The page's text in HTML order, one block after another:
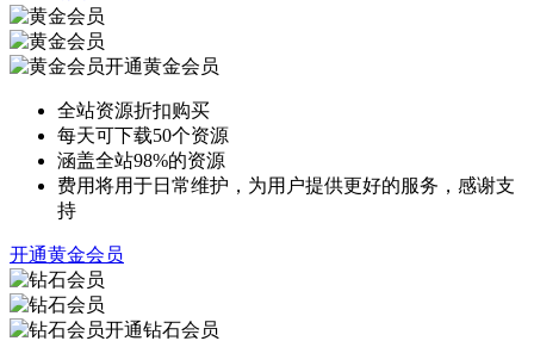
开通黄金会员
全站资源折扣购买
每天可下载50个资源
涵盖全站98%的资源
费用将用于日常维护，为用户提供更好的服务，感谢支
持
开通黄金会员
开通钻石会员